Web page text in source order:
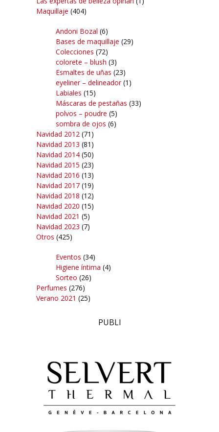
Maquillaje (404)
Andoni Bozal (6)
Bases de maquillaje (29)
Colecciones (72)
colorete – blush (3)
Esmaltes de uñas (23)
eyeliner – delineador(1)
Labiales (15)
Máscaras de pestañas (33)
polvos – poudre (5)
sombra de ojos (6)
Navidad 2012 (71)
Navidad 2013 (81)
Navidad 2014 (50)
Navidad 2015 (23)
Navidad 2016 (13)
Navidad 2017 (19)
Navidad 2018 (12)
Navidad 2020 (15)
Navidad 2021 (5)
Navidad 2023 (7)
Otros (425)
Eventos (34)
Higiene íntima (4)
Sorteo (26)
Perfumes (276)
Verano 2021 (25)
PUBLI